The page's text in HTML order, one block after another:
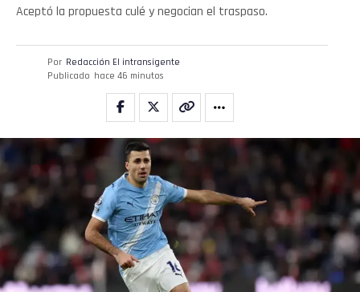
Aceptó la propuesta culé y negocian el traspaso.
Por Redacción El intransigente
Publicado hace 46 minutos